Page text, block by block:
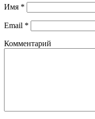
Имя *
Email *
Комментарий